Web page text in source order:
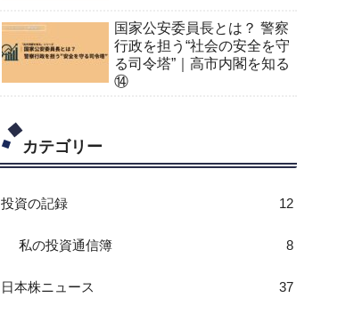
国家公安委員長とは？ 警察
行政を担う“社会の安全を守
る司令塔”｜高市内閣を知る
⑭
カテゴリー
投資の記録 12
私の投資通信簿 8
日本株ニュース 37